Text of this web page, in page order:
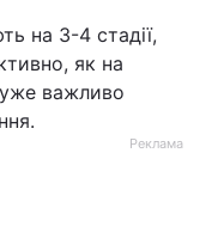
на 3-4 стадії,
як на
важливо
Реклама